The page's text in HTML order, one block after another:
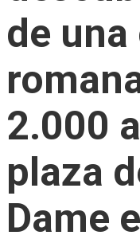
de
2.000
plaza
Dame